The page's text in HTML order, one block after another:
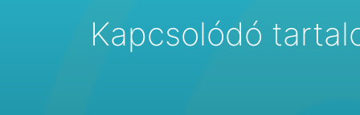
Kapcsolódó